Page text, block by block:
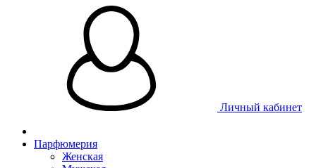
Личный кабинет
Парфюмерия
Женская